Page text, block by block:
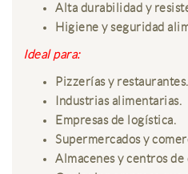
Alta durabilidad y
Higiene y seguridad
Ideal para:
Pizzerías y restaurantes.
Industrias alimentarias.
Empresas de logística.
Supermercados y
Almacenes y centros